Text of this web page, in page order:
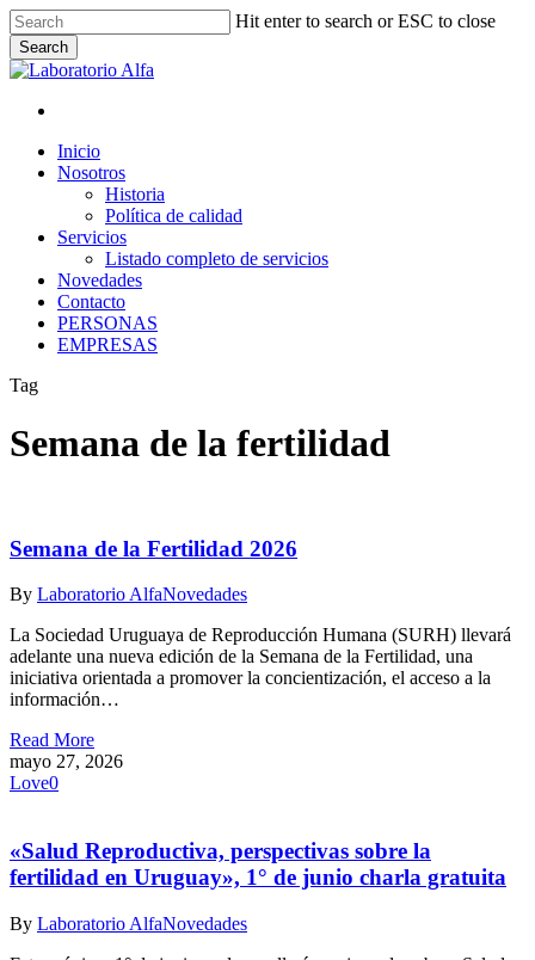
Skip
to
main
content
Hit enter to search or ESC to close
Search
Close
Menu
Menu
Inicio
Nosotros
Historia
Política de calidad
Servicios
Listado completo de servicios
Novedades
Contacto
PERSONAS
EMPRESAS
Tag
Semana de la fertilidad
Semana de la Fertilidad 2026
By Laboratorio AlfaNovedades
La Sociedad Uruguaya de Reproducción Humana (SURH) llevará
adelante una nueva edición de la Semana de la Fertilidad, una
iniciativa orientada a promover la concientización, el acceso a la
información…
Read More
mayo 27, 2026
Love0
«Salud Reproductiva, perspectivas sobre la
fertilidad en Uruguay», 1° de junio charla gratuita
By Laboratorio AlfaNovedades